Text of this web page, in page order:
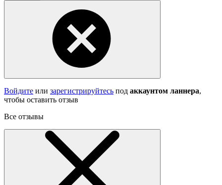
Войдите или зарегистрируйтесь под аккаунтом ланнера,
чтобы оставить отзыв
Все отзывы